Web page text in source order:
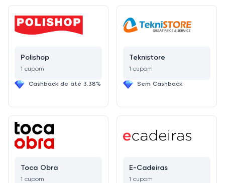
Polishop
1 cupom
Cashback de até 3.38%
Teknistore
1 cupom
Sem Cashback
Toca Obra
1 cupom
E-Cadeiras
1 cupom